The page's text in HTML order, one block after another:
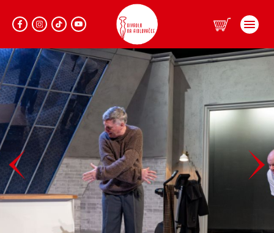
Program
Repertoár
Prodej
Informace
Dárkové vouchery
Klub Fidlovačka
Hromadné objednávky
Lidé
O divadle